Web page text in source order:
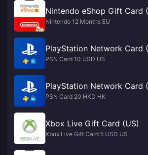
Nintendo eShop Gift Card
Nintendo 12 Months EU
PlayStation Network Card
PSN Card 10 USD US
PlayStation Network Card
PSN Card 20 HKD HK
Xbox Live Gift Card (US)
Xbox Live Gift Card 5 USD US